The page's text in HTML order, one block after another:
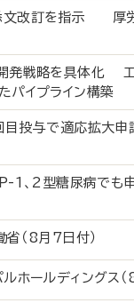
文改訂を指示 厚
発戦略を具体化 エ
パイプライン構築
目投与で適応拡大
1、2型糖尿病でも
働省（8月7日付）
ルホールディング